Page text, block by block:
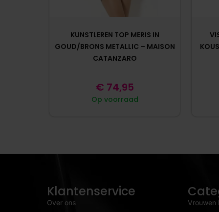
KUNSTLEREN TOP MERIS IN
GOUD/BRONS METALLIC – MAISON
CATANZARO
Op voorraad
€ 74,95
Klantenservice
Over ons
Vrouwen